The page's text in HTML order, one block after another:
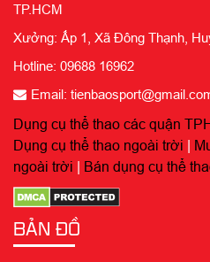
TP.HCM
Xưởng: Ấp 1, Xã Đông Thạnh,
Hotline: 09688 16962
Email:
Dụng cụ thể thao các quận
Dụng cụ thể thao ngoài trời |
ngoài trời | Bán dụng cụ thể
BẢN ĐỒ